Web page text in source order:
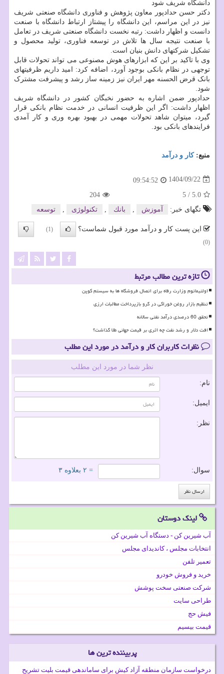
دانشگاه شریف شود
دکتر حسن حدادپور معاون پژوهش و فناوری دانشگاه صنعتی شریف
نیز در این مراسم، این دانشگاه را پیشتاز ارتباط دانشگاه با صنعت
دانست و اظهار داشت: رتبه نخست دانشگاه صنعتی شریف در تعامل
با صنعت نتیجه سال ها تلاش در توسعه فناوری، تولید محصول و
تشکیل شرکتهای دانش بنیان است.
وی با تاکید بر این که ابزارهای هوش مصنوعی می تواند تحولات قابل
توجهی در نظام بانکی بوجود آورد، اضافه کرد: امید داریم ظرفیتهای
بانک قرض الحسنه مهر ایران نیز زمینه ساز رشد و پیشرفت مشترک
شود.
حدادپور ضمن اشاره به حضور نخبگان کشور در دانشگاه شریف
اظهار داشت: اگر این ظرفیت انسانی در خدمت نظام بانکی قرار
گیرد، میتوان شاهد تحولات مهمی در بهبود بهره وری و کار آمدی
فرایندهای بانکی بود.
منبع:كار و درآمد
1404/09/22
09:54:52
5.0
/
5
204
تگهای خبر:
آموزش بانك تكنولوژی توسعه
این پست کار و درآمد مورد قبول شماست؟
(1)
(0)
تازه ترین مطالب مرتبط
اولتیماتوم وزارت رفاه برای اتصال فروشگاه ها به سیستم کوپن
تنظیم بازار روغن خوراکی در گرو بازپرداخت مطالبات ارزی
تحقق 60 درصدی درآمد نفتی سالانه
افت دلار و رشد نفت چه اثری بر قیمت جهانی طلا گذاشت؟
نظرات کاربران کار و درآمد در مورد این مطلب
نظر شما در مورد این مطلب
نام:
ایمیل:
نظر:
سوال: = ۲ بعلاوه ۳
لینک دوستان
آب شیرین کن - دستگاه آب شیرین کن
انتخابات مجلس ، کاندیدای مجلس
تعمیر تلفن
خرید و فروش خودرو
شرکت صنعتی سخت پوشش
طراحی سایت
فیش حج
قیمت بیسیم
پربیننده ترین ها
درخواست سازمان منطقه آزاد کیش برای ساماندهی قیمت بلیت تشریح